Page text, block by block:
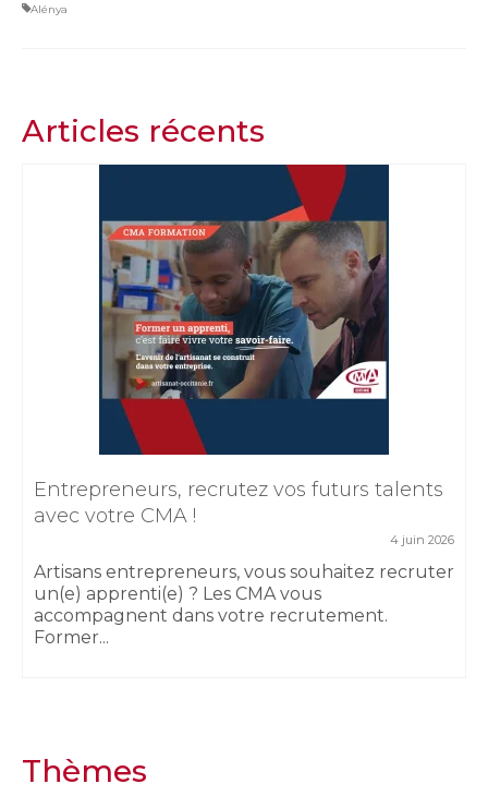
Alénya
Articles récents
Entrepreneurs, recrutez vos futurs talents
avec votre CMA !
4 juin 2026
Artisans entrepreneurs, vous souhaitez recruter
un(e) apprenti(e) ? Les CMA vous
accompagnent dans votre recrutement.
Former...
Thèmes